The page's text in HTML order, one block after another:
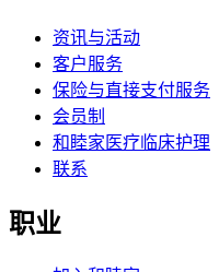
资讯与活动
客户服务
保险与直接支付服务
会员制
和睦家医疗临床护理
联系
职业